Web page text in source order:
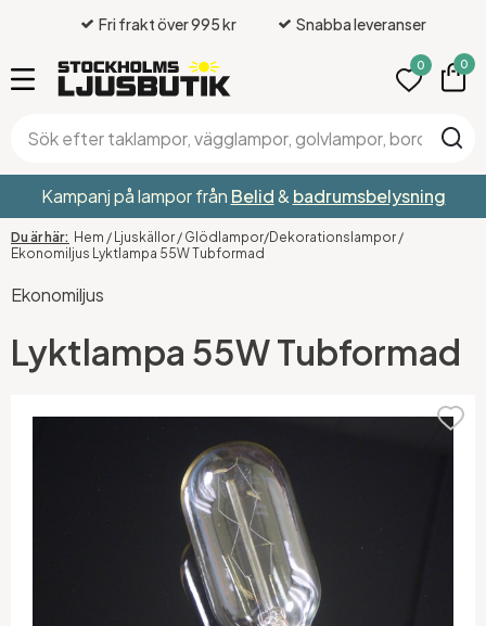
Fri frakt över 995 kr Snabba leveranser
0 0
Kampanj på lampor från Belid& badrumsbelysning
Hem / Ljuskällor / Glödlampor/Dekorationslampor /
Ekonomiljus Lyktlampa 55W Tubformad
Ekonomiljus
Lyktlampa 55W Tubformad